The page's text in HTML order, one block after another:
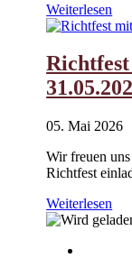
Weiterlesen
05. Mai 2026
Wir freuen
Richtfest
Weiterlesen